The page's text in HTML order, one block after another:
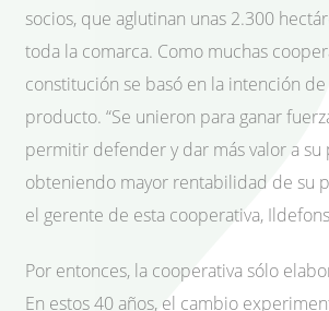
socios, que aglutinan unas 2.300
toda la comarca. Como muchas
constitución se basó en la intención
producto. “Se unieron para ganar
permitir defender y dar más valor a su
obteniendo mayor rentabilidad de su
el gerente de esta cooperativa,
Por entonces, la cooperativa sólo
En estos 40 años, el cambio